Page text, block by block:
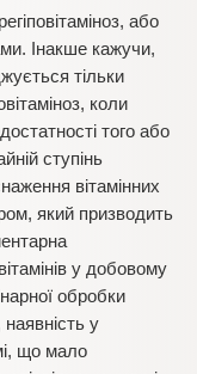
або
Інакше кажучи,
тільки
коли
того або
ступінь
вітамінних
який призводить
у добовому
обробки
наявність у
що мало